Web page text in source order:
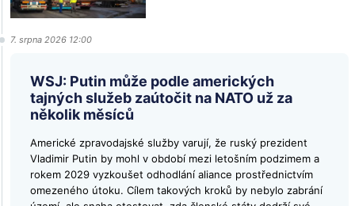
7. srpna 2026 12:00
WSJ: Putin může podle amerických
tajných služeb zaútočit na NATO už za
několik měsíců
Americké zpravodajské služby varují, že ruský prezident
Vladimir Putin by mohl v období mezi letošním podzimem a
rokem 2029 vyzkoušet odhodlání aliance prostřednictvím
omezeného útoku. Cílem takových kroků by nebylo zabrání